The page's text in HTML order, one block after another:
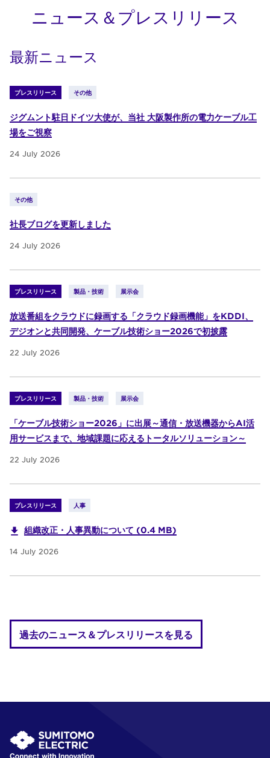
ニュース＆プレスリリース
最新ニュース
プレスリリース その他
ジグムント駐日ドイツ大使が、当社 大阪製作所の電力ケーブル工
場をご視察
24 July 2026
その他
社長ブログを更新しました
24 July 2026
プレスリリース 製品・技術 展示会
放送番組をクラウドに録画する「クラウド録画機能」をKDDI、
デジオンと共同開発、ケーブル技術ショー2026で初披露
22 July 2026
プレスリリース 製品・技術 展示会
「ケーブル技術ショー2026」に出展～通信・放送機器からAI活
用サービスまで、地域課題に応えるトータルソリューション～
22 July 2026
プレスリリース 人事
組織改正・人事異動について (0.4 MB)
14 July 2026
過去のニュース＆プレスリリースを見る